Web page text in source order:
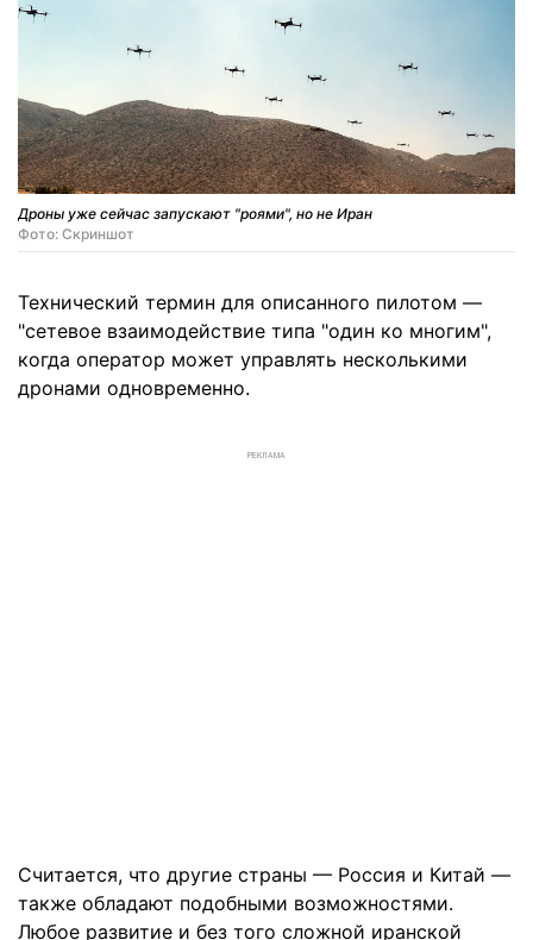
Дроны уже сейчас запускают "роями", но не Иран
Фото: Скриншот
Технический термин для описанного пилотом —
"сетевое взаимодействие типа "один ко многим",
когда оператор может управлять несколькими
дронами одновременно.
РЕКЛАМА
Считается, что другие страны — Россия и Китай —
также обладают подобными возможностями.
Любое развитие и без того сложной иранской